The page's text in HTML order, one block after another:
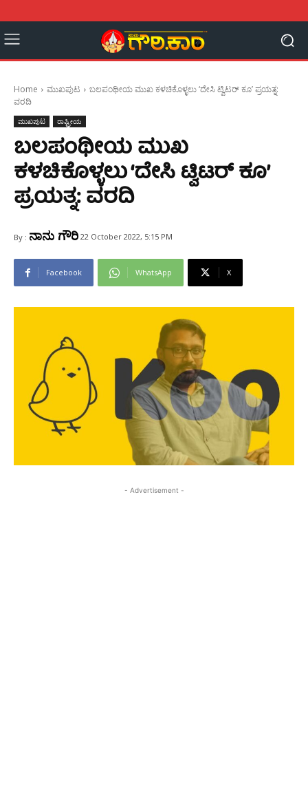
Home ಮುಖಪುಟ
ಬಲಪಂಥೀಯ ಮುಖ ಕಳಚಿಕೊಳ್ಳಲು ‘ದೇಸಿ ಟ್ವಿಟರ್‌‌ ಕೂ’ ಪ್ರಯತ್ನ:
ವರದಿ
ಮುಖಪುಟ ರಾಷ್ಟ್ರೀಯ
ಬಲಪಂಥೀಯ ಮುಖ
ಕಳಚಿಕೊಳ್ಳಲು ‘ದೇಸಿ ಟ್ವಿಟರ್‌‌ ಕೂ’
ಪ್ರಯತ್ನ: ವರದಿ
By : ನಾನು ಗೌರಿ 22 October 2022, 5:15 PM
Facebook WhatsApp X
- Advertisement -